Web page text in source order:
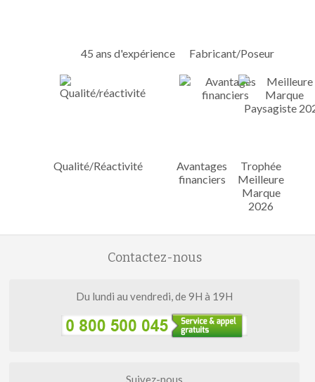
45 ans d'expérience Fabricant/Poseur
Qualité/Réactivité
Avantages
financiers
Trophée
Meilleure
Marque
2026
Contactez-nous
Du lundi au vendredi, de 9H à 19H
Suivez-nous